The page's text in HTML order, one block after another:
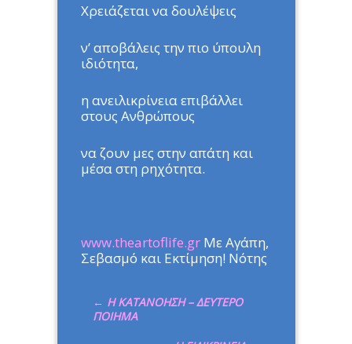
Χρειάζεται να δουλέψεις
ν’ αποβάλεις την πιο ύπουλη
ιδιότητα,
η ανειλικρίνεια επιβάλλει
στους Ανθρώπους
να ζουν μες στην απάτη και
μέσα στη ρηχότητα.
www.theartoflife.grΜε Αγάπη,
Σεβασμό και Εκτίμηση! Νότης
← Η ΚΑΤΑΝΟΗΣΗ – ΔΕΥΤΕΡΟ
ΠΟΙΗΜΑ